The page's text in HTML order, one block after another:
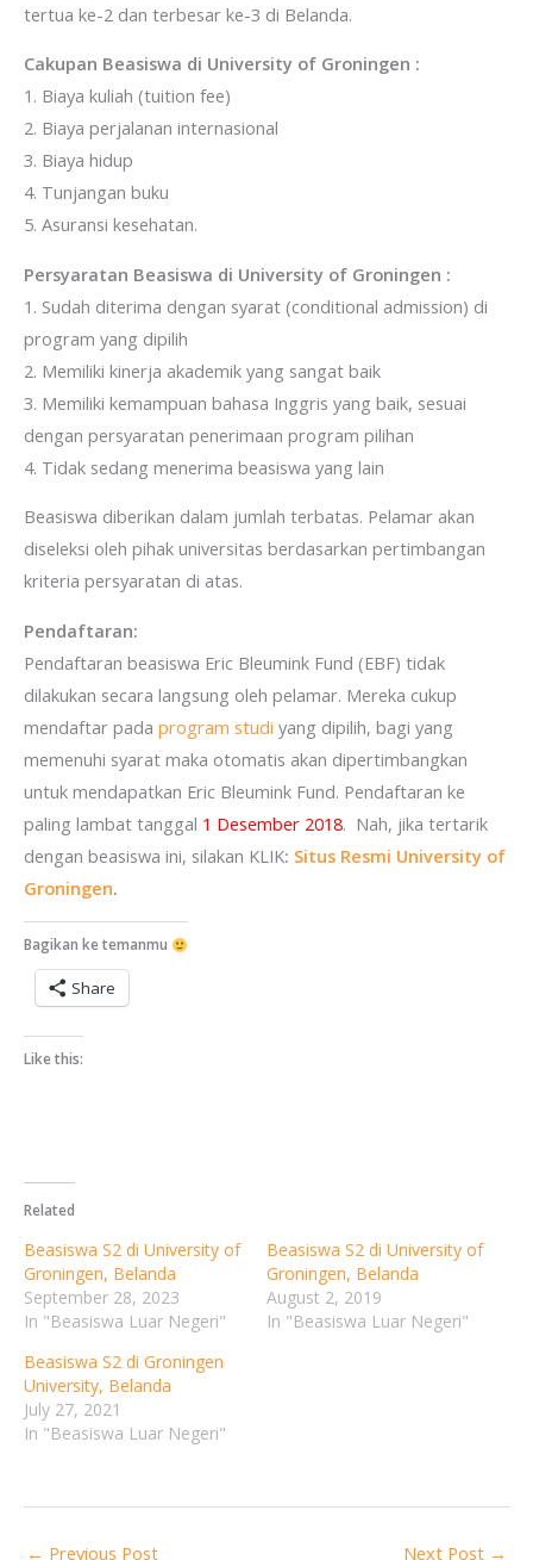
tertua ke-2 dan terbesar ke-3 di Belanda.
Cakupan Beasiswa di University of Groningen :
1. Biaya kuliah (tuition fee)
2. Biaya perjalanan internasional
3. Biaya hidup
4. Tunjangan buku
5. Asuransi kesehatan.
Persyaratan Beasiswa di University of Groningen :
1. Sudah diterima dengan syarat (conditional admission) di
program yang dipilih
2. Memiliki kinerja akademik yang sangat baik
3. Memiliki kemampuan bahasa Inggris yang baik, sesuai
dengan persyaratan penerimaan program pilihan
4. Tidak sedang menerima beasiswa yang lain
Beasiswa diberikan dalam jumlah terbatas. Pelamar akan
diseleksi oleh pihak universitas berdasarkan pertimbangan
kriteria persyaratan di atas.
Pendaftaran:
Pendaftaran beasiswa Eric Bleumink Fund (EBF) tidak
dilakukan secara langsung oleh pelamar. Mereka cukup
mendaftar pada program studi yang dipilih, bagi yang
memenuhi syarat maka otomatis akan dipertimbangkan
untuk mendapatkan Eric Bleumink Fund. Pendaftaran ke
paling lambat tanggal 1 Desember 2018. Nah, jika tertarik
dengan beasiswa ini, silakan KLIK: Situs Resmi University of
Groningen.
Bagikan ke temanmu
Share
Like this:
Related
Beasiswa S2 di University of
Groningen, Belanda
September 28, 2023
In "Beasiswa Luar Negeri"
Beasiswa S2 di University of
Groningen, Belanda
August 2, 2019
In "Beasiswa Luar Negeri"
Beasiswa S2 di Groningen
University, Belanda
July 27, 2021
In "Beasiswa Luar Negeri"
← Previous Post Next Post →